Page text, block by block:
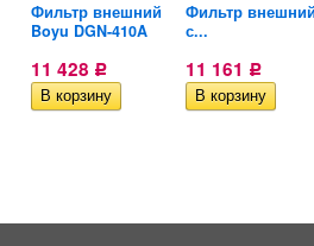
Фильтр внешний
Boyu DGN-410A
11 428 Р
Фильтр
с...
11 161 Р